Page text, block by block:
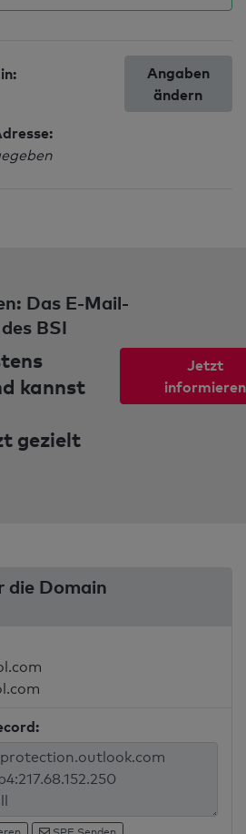
Angaben
ändern
Das E-Mail-
BSI
kannst
gezielt
Jetzt
informieren
die Domain